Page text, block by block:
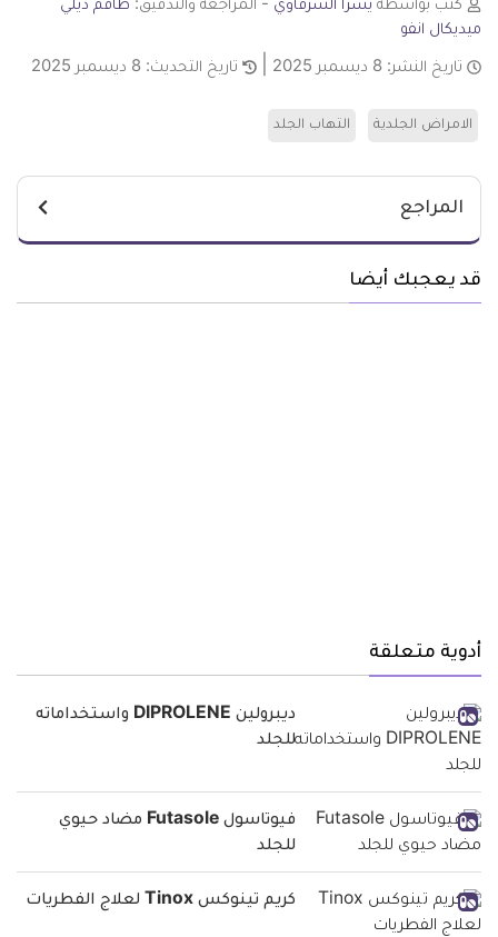
كتب بواسطة يسرا الشرقاوي - المراجعة والتدقيق: طاقم ديلي
ميديكال انفو
تاريخ النشر: 8 ديسمبر 2025 تاريخ التحديث: 8 ديسمبر 2025
الامراض الجلدية التهاب الجلد
المراجع
قد يعجبك أيضا
أدوية متعلقة
ديبرولين DIPROLENE واستخداماته
للجلد
فيوتاسول Futasole مضاد حيوي
للجلد
كريم تينوكس Tinox لعلاج الفطريات